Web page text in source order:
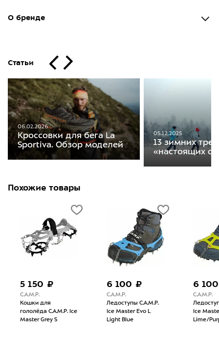
О бренде
Статьи
06.02.2026
Кроссовки для бега La
Sportiva. Обзор моделей
05.12.2025
13 зимних
«настоящих
Похожие товары
5 150 ₽
C.A.M.P.
Кошки для
гололёда C.A.M.P. Ice
Master Grey S
6 100 ₽
C.A.M.P.
Ледоступы C.A.M.P.
Ice Master Evo L
Light Blue
6
C.A.M.P.
Ice
Lime/